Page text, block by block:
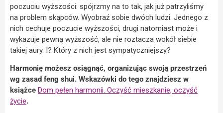
poczuciu wyższości: spójrzmy na to tak, jak już patrzyliśmy
na problem skąpców. Wyobraź sobie dwóch ludzi. Jednego z
nich cechuje poczucie wyższości, drugi natomiast może i
wykazuje pewną wyższość, ale nie roztacza wokół siebie
takiej aury. I? Który z nich jest sympatyczniejszy?
Harmonię możesz osiągnąć, organizując swoją przestrzeń
wg zasad feng shui. Wskazówki do tego znajdziesz w
książce Dom pełen harmonii. Oczyść mieszkanie, oczyść
życie.